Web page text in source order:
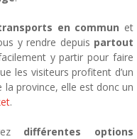
en commun et
y rendre depuis partout
y partir pour faire
les visiteurs profitent d’un
la province, elle est donc un
.
différentes options